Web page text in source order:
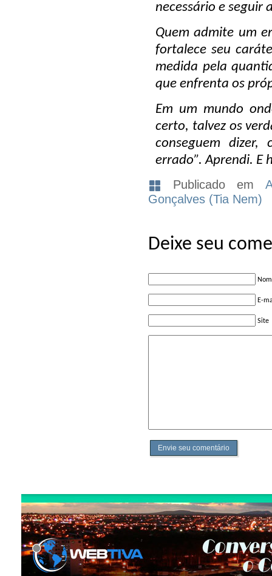
necessário e seguir
Quem admite um
fortalece seu
medida pela
que enfrenta os
Em um mundo
certo, talvez os
conseguem dizer,
errado”. Aprendi. E
Publicado em
Gonçalves (Tia Nem)
Deixe seu
E-
Site
Envie seu comentário